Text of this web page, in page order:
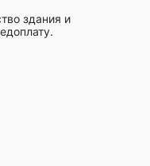
здания и